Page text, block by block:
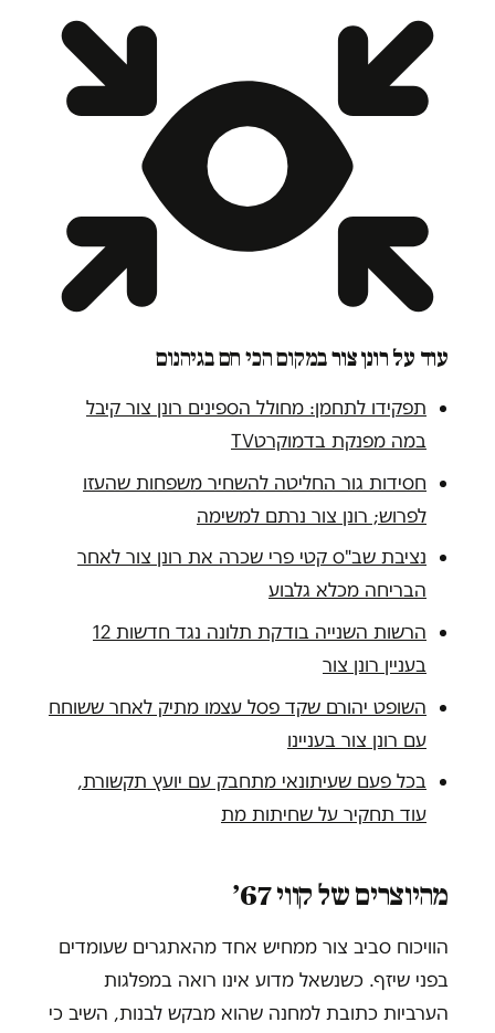
עוד על רונן צורבמקום הכי חם בגיהנום
תפקידו לתחמן: מחולל הספינים רונן צור קיבל
במה מפנקת בדמוקרטTV
חסידות גור החליטה להשחיר משפחות שהעזו
לפרוש; רונן צור נרתם למשימה
נציבת שב"ס קטי פרי שכרה את רונן צור לאחר
הבריחה מכלא גלבוע
הרשות השנייה בודקת תלונה נגד חדשות 12
בעניין רונן צור
השופט יהורם שקד פסל עצמו מתיק לאחר ששוחח
עם רונן צור בעניינו
בכל פעם שעיתונאי מתחבק עם יועץ תקשורת,
עוד תחקיר על שחיתות מת
מהיוצרים של קווי 67׳
הוויכוח סביב צור ממחיש אחד מהאתגרים שעומדים
בפני שיזף. כשנשאל מדוע אינו רואה במפלגות
הערביות כתובת למחנה שהוא מבקש לבנות, השיב כי